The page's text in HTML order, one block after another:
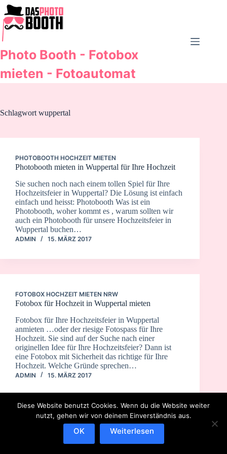
Zum
Inhalt
springen
Photo Booth - Fotobox
mieten - Fotoautomat
Schlagwort wuppertal
PHOTOBOOTH HOCHZEIT MIETEN
Photobooth mieten in Wuppertal für Ihre Hochzeit
Sie suchen noch nach einem tollen Spiel für Ihre
Hochzeitsfeier in Wuppertal? Die Lösung ist einfach
einfach und heisst: Photobooth Was ist ein
Photobooth, woher kommt es , warum sollten wir
auch ein Photobooth für unsere Hochzeitsfeier in
Wuppertal buchen…
ADMIN 15. MÄRZ 2017
FOTOBOX HOCHZEIT MIETEN NRW
Fotobox für Hochzeit in Wuppertal mieten
Fotobox für Ihre Hochzeitsfeier in Wuppertal
anmieten …oder der riesige Fotospass für Ihre
Hochzeit. Sie sind auf der Suche nach einer
originellen Idee für Ihre Hochzeitsfeier? Dann ist
eine Fotobox mit Sicherheit das richtige für Ihre
Hochzeit. Welche Gründe sprechen…
ADMIN 15. MÄRZ 2017
Diese Website benutzt Cookies. Wenn du die Website weiter
nutzt, gehen wir von deinem Einverständnis aus.
OK Weiterlesen